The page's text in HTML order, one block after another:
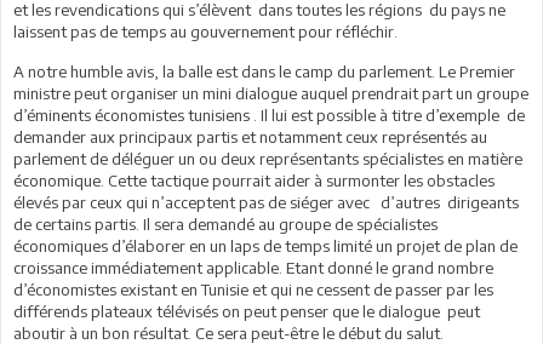
et les revendications qui s’élèvent dans toutes les régions du pays ne
laissent pas de temps au gouvernement pour réfléchir.
A notre humble avis, la balle est dans le camp du parlement. Le Premier
ministre peut organiser un mini dialogue auquel prendrait part un groupe
d’éminents économistes tunisiens . Il lui est possible à titre d’exemple de
demander aux principaux partis et notamment ceux représentés au
parlement de déléguer un ou deux représentants spécialistes en matière
économique. Cette tactique pourrait aider à surmonter les obstacles
élevés par ceux qui n’acceptent pas de siéger avec d’autres dirigeants
de certains partis. Il sera demandé au groupe de spécialistes
économiques d’élaborer en un laps de temps limité un projet de plan de
croissance immédiatement applicable. Etant donné le grand nombre
d’économistes existant en Tunisie et qui ne cessent de passer par les
différends plateaux télévisés on peut penser que le dialogue peut
aboutir à un bon résultat. Ce sera peut-être le début du salut.